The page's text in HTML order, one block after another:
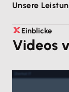
Unsere
Da es sich bei
mit dir.
Einblicke
Videos